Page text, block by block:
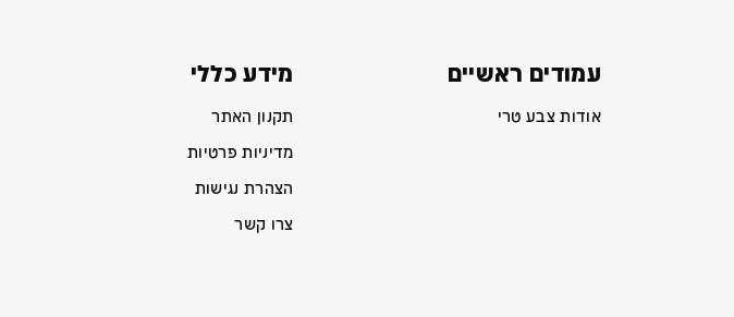
עמודים ראשיים
אודות צבע טרי
מידע כללי
תקנון האתר
מדיניות פרטיות
הצהרת נגישות
צרו קשר